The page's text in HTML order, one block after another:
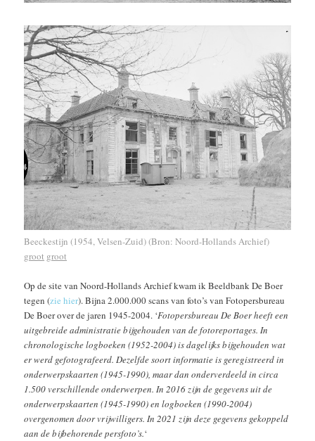
Beeckestijn (1954, Velsen-Zuid) (Bron: Noord-Hollands Archief)
groot groot
Op de site van Noord-Hollands Archief kwam ik Beeldbank De Boer
tegen (zie hier). Bijna 2.000.000 scans van foto’s van Fotopersbureau
De Boer over de jaren 1945-2004. ‘Fotopersbureau De Boer heeft een
uitgebreide administratie bijgehouden van de fotoreportages. In
chronologische logboeken (1952-2004) is dagelijks bijgehouden wat
er werd gefotografeerd. Dezelfde soort informatie is geregistreerd in
onderwerpskaarten (1945-1990), maar dan onderverdeeld in circa
1.500 verschillende onderwerpen. In 2016 zijn de gegevens uit de
onderwerpskaarten (1945-1990) en logboeken (1990-2004)
overgenomen door vrijwilligers. In 2021 zijn deze gegevens gekoppeld
aan de bijbehorende persfoto’s.‘